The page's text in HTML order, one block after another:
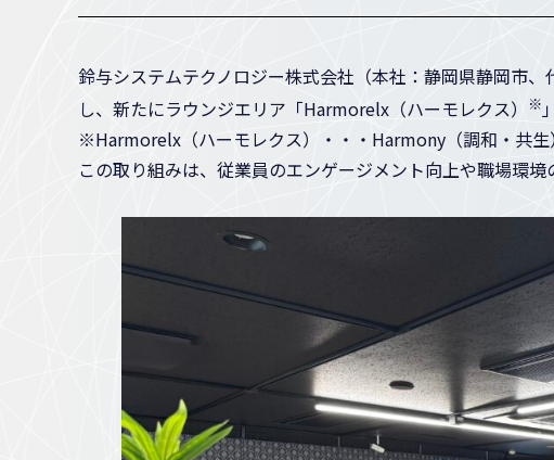
鈴与システムテクノロジー株式会社（本社：静岡県静岡市
し、新たにラウンジエリア「Harmorelx（ハーモレクス）
※
※Harmorelx（ハーモレクス）・・・Harmony（調和・共生
この取り組みは、従業員のエンゲージメント向上や職場環